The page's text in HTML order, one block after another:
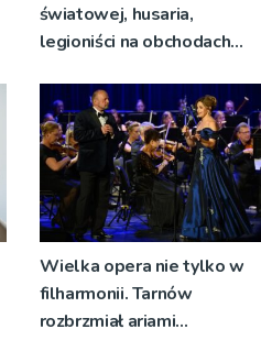
światowej, husaria,
legioniści na obchodach
Warszawskiej w Woli
Rzędzińskiej
Wielka opera nie tylko w
filharmonii. Tarnów
rozbrzmiał ariami